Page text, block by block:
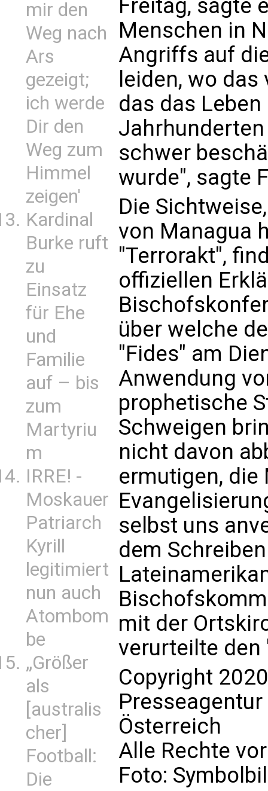
mir den
Weg nach
Ars
gezeigt;
ich werde
Dir den
Weg zum
Himmel
zeigen'
Kardinal
Burke ruft
zu
Einsatz
für Ehe
und
Familie
auf – bis
zum
Martyriu
m
IRRE! -
Moskauer
Patriarch
Kyrill
legitimiert
nun auch
Atombom
be
„Größer
als
[australis
cher]
Football:
Die
Freitag, sagte
Menschen in
Angriffs auf
leiden, wo
das das
schwer
wurde", sagte
Die
von Managua
"Terrorakt",
offiziellen
über welche
"Fides" am
Anwendung
prophetische
Schweigen
nicht davon
ermutigen, die
selbst uns
dem
mit der
verurteilte
Copyright
Presseagentur
Österreich
Alle Rechte
Foto: